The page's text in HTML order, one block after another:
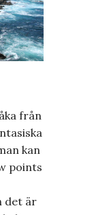
från
kan
points
det är